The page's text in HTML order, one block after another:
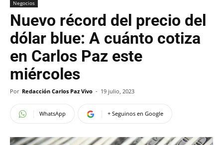
Negocios
Nuevo récord del precio del
dólar blue: A cuánto cotiza
en Carlos Paz este
miércoles
Por Redacción Carlos Paz Vivo - 19 julio, 2023
WhatsApp + Seguinos en Google